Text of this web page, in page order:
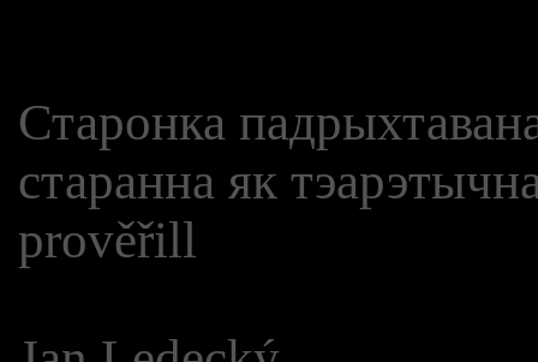
Старонка
старанна як
prověřill